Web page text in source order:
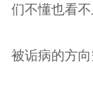
们不懂也看不
被诟病的方